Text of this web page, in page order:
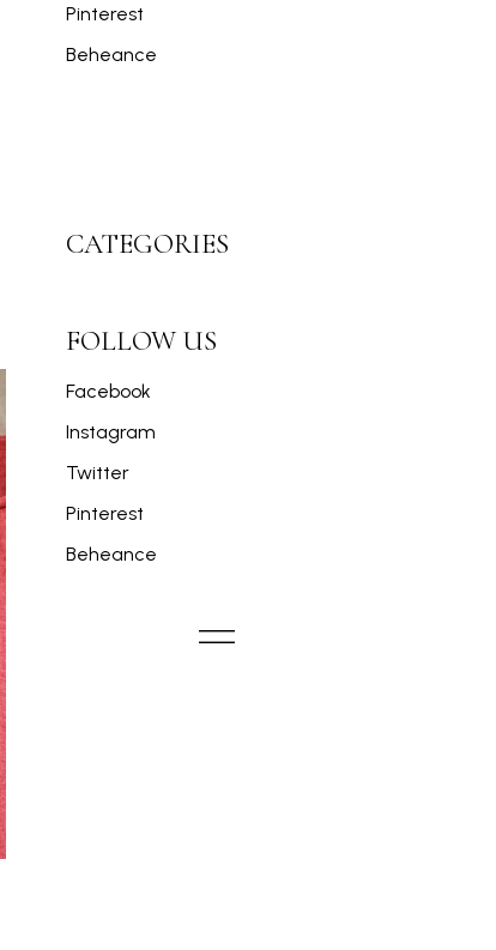
Pinterest
Beheance
CATEGORIES
FOLLOW US
Facebook
Instagram
Twitter
Pinterest
Beheance